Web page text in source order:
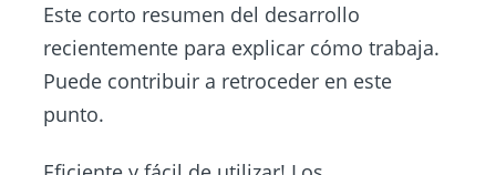
Este corto resumen del desarrollo
recientemente para explicar cómo trabaja.
Puede contribuir a retroceder en este
punto.